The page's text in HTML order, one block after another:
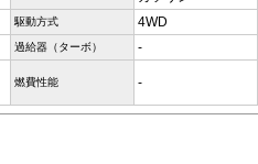
駆動方式 4WD
過給器（ターボ） -
燃費性能 -